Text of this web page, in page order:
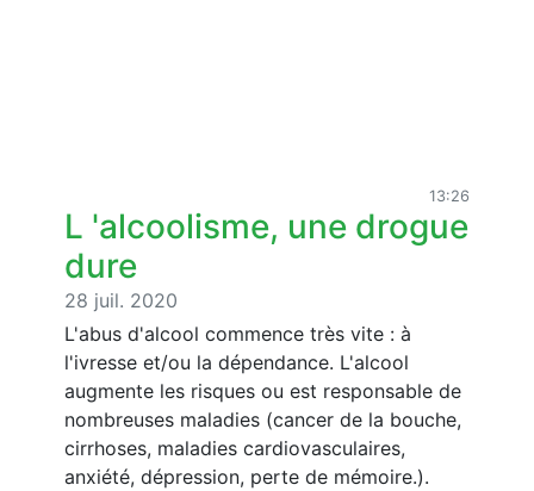
13:26
L 'alcoolisme, une drogue
dure
28 juil. 2020
L'abus d'alcool commence très vite : à
l'ivresse et/ou la dépendance. L'alcool
augmente les risques ou est responsable de
nombreuses maladies (cancer de la bouche,
cirrhoses, maladies cardiovasculaires,
anxiété, dépression, perte de mémoire.).